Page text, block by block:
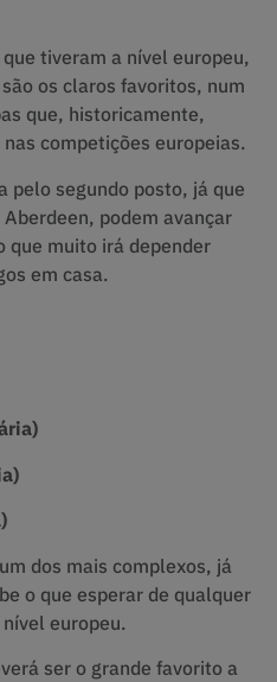
tiveram a nível europeu,
os claros favoritos, num
que, historicamente,
competições europeias.
pelo segundo posto, já que
podem avançar
que muito irá depender
em casa.
dos mais complexos, já
o que esperar de qualquer
europeu.
ser o grande favorito a